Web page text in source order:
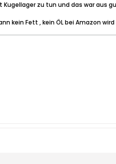
zu tun und das war aus
kein Fett , kein ÖL bei Amazon